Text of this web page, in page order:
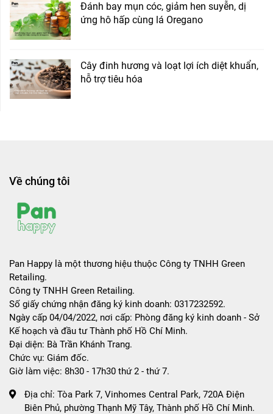
Đánh bay mụn cóc, giảm hen suyễn, dị
ứng hô hấp cùng lá Oregano
Cây đinh hương và loạt lợi ích diệt khuẩn,
hỗ trợ tiêu hóa
Về chúng tôi
Pan Happy là một thương hiệu thuộc Công ty TNHH Green
Retailing.
Công ty TNHH Green Retailing.
Số giấy chứng nhận đăng ký kinh doanh: 0317232592.
Ngày cấp 04/04/2022, nơi cấp: Phòng đăng ký kinh doanh - Sở
Kế hoạch và đầu tư Thành phố Hồ Chí Minh.
Đại diện: Bà Trần Khánh Trang.
Chức vụ: Giám đốc.
Giờ làm việc: 8h30 - 17h30 thứ 2 - thứ 7.
Địa chỉ: Tòa Park 7, Vinhomes Central Park, 720A Điện
Biên Phủ, phường Thạnh Mỹ Tây, Thành phố Hồ Chí Minh.